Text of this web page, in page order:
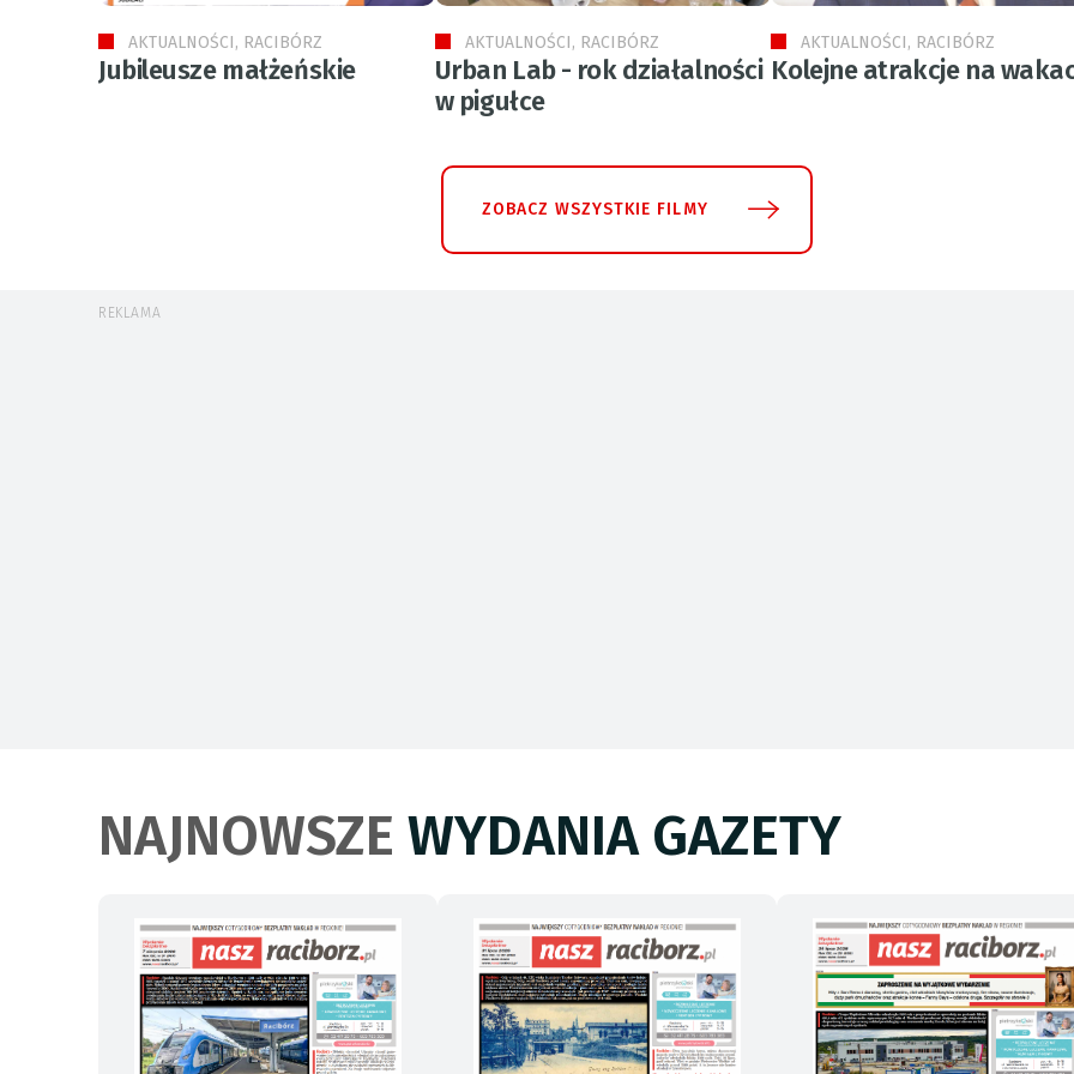
AKTUALNOŚCI, RACIBÓRZ
Jubileusze małżeńskie
AKTUALNOŚCI, RACIBÓRZ
Urban Lab - rok działalności
w pigułce
AKTUALNOŚCI, RACIBÓRZ
Kolejne atrakcje na
ZOBACZ WSZYSTKIE FILMY
REKLAMA
NAJNOWSZE WYDANIA GAZETY